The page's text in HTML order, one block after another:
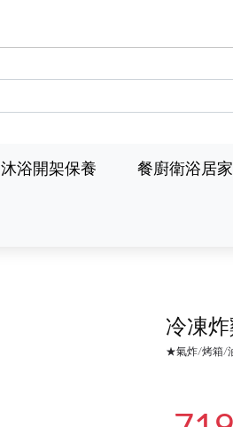
沐浴開架保養 餐廚衛浴居家
冷凍
★氣炸/烤箱/